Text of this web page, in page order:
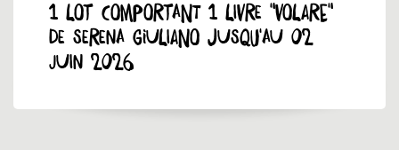
1 lot comportant 1 livre "Volare"
de Serena Giuliano jusqu'au 02
juin 2026